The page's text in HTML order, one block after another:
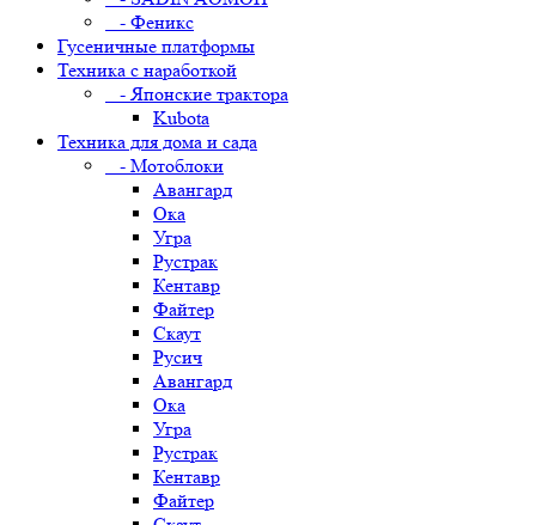
- Феникс
Гусеничные платформы
Техника с наработкой
- Японские трактора
Kubota
Техника для дома и сада
- Мотоблоки
Авангард
Ока
Угра
Рустрак
Кентавр
Файтер
Скаут
Русич
Авангард
Ока
Угра
Рустрак
Кентавр
Файтер